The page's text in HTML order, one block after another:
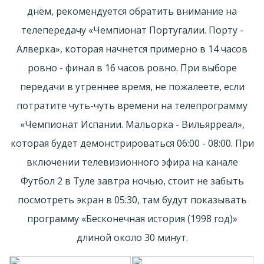
днём, рекомендуется обратить внимание на
телепередачу «Чемпионат Португалии. Порту -
Алверка», которая начнется примерно в 14 часов
ровно - финал в 16 часов ровно. При выборе
передачи в утреннее время, не пожалеете, если
потратите чуть-чуть времени на телепрограмму
«Чемпионат Испании. Мальорка - Вильярреал»,
которая будет демонстрироваться 06:00 - 08:00. При
включении телевизионного эфира на канале
Футбол 2 в Туле завтра ночью, стоит не забыть
посмотреть экран в 05:30, там будут показывать
программу «Бесконечная история (1998 год)»
длиной около 30 минут.